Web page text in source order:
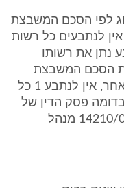
לפי הסכם המשבצת
לנתבעים כל רשות
נתן את רשותו
הסכם המשבצת
ובלעדיו או ללא חתימה על הסכם אחר, אין לנתבע 1 כל
פסק הדין של
כב' השופטת עובדיה בת"א (נת') 14210/04 מנהל